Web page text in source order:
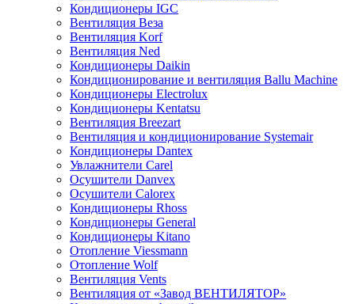
Кондиционеры IGC
Вентиляция Веза
Вентиляция Korf
Вентиляция Ned
Кондиционеры Daikin
Кондиционирование и вентиляция Ballu Machine
Кондиционеры Electrolux
Кондиционеры Kentatsu
Вентиляция Breezart
Вентиляция и кондиционирование Systemair
Кондиционеры Dantex
Увлажнители Carel
Осушители Danvex
Осушители Calorex
Кондиционеры Rhoss
Кондиционеры General
Кондиционеры Kitano
Отопление Viessmann
Отопление Wolf
Вентиляция Vents
Вентиляция от «Завод ВЕНТИЛЯТОР»